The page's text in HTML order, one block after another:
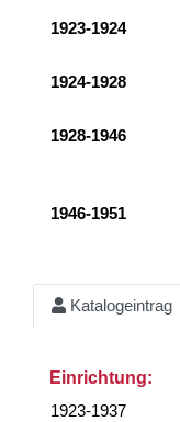
1923-1924
1924-1928
1928-1946
1946-1951
Katalogeintrag
Einrichtung:
1923-1937